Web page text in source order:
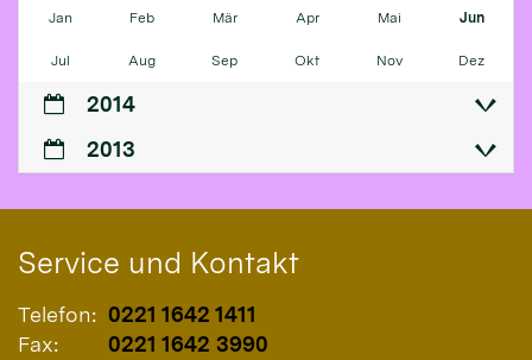
Jan Feb Mär Apr Mai Jun
Jul Aug Sep Okt Nov Dez
2014
2013
Service und Kontakt
Telefon: 0221 1642 1411
Fax:
0221 1642 3990